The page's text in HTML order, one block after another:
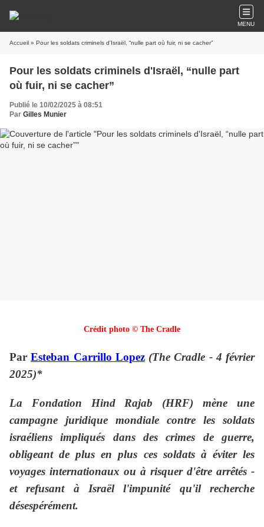
MENU
Accueil » Pour les soldats criminels d'Israël, “nulle part où fuir, ni se cacher”
Pour les soldats criminels d'Israël, “nulle part
où fuir, ni se cacher”
Publié le 10/02/2025 à 08:51
Par Gilles Munier
Crédit photo © The Cradle
ParEsteban Carrillo Lopez (The Cradle - 4 février
2025)*
La Fondation Hind Rajab (HRF) mène une
campagne juridique mondiale contre les soldats
israéliens impliqués dans des crimes de guerre,
obligeant de plus en plus ces soldats à éviter les
voyages internationaux ou à risquer d'être arrêtés -
et refusant à Israël l'impunité qu'il recherche
désespérément.